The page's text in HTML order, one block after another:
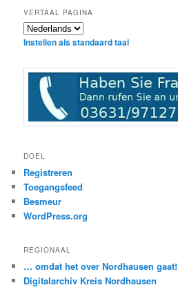
VERTAAL PAGINA
Instellen als standaard taal
DOEL
Registreren
Toegangsfeed
Besmeur
WordPress.org
REGIONAAL
… omdat het over Nordhausen gaat!
Digitalarchiv Kreis Nordhausen